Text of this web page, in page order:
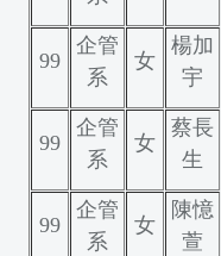
99
企管
系
女
楊加
宇
99
企管
系
女
蔡長
生
99
企管
系
女
陳憶
萱